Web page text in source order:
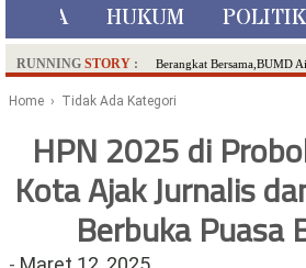
HUKUM POLITIK
RUNNING STORY : Berangkat Bersama,BUMD
Ditangkap di Kediri,Satu
SDN Sumberejo 02 Kota
Literasi Melalui LASKAR
Tikar
Home › Tidak Ada Kategori
HPN 2025 di
Kota Ajak Jurnalis
Berbuka Puasa